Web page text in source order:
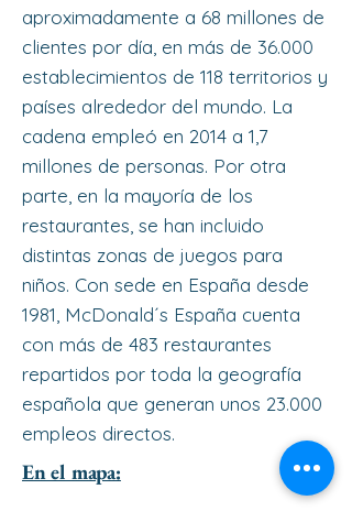
aproximadamente a 68 millones de
clientes por día,​ en más de 36.000
establecimientos de 118 territorios y
países alrededor del mundo. La
cadena empleó en 2014 a 1,7
millones de personas.​ Por otra
parte, en la mayoría de los
restaurantes, se han incluido
distintas zonas de juegos para
niños. Con sede en España desde
1981, McDonald´s España cuenta
con más de 483 restaurantes
repartidos por toda la geografía
española que generan unos 23.000
empleos directos.
En el mapa: